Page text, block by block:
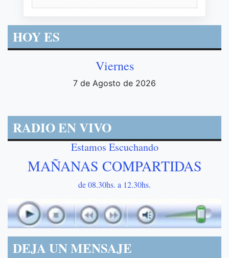
HOY ES
Viernes
7 de Agosto de 2026
RADIO EN VIVO
Estamos Escuchando
MAÑANAS COMPARTIDAS
de 08.30hs. a 12.30hs.
DEJA UN MENSAJE